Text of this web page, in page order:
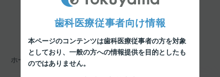
一覧に戻る
ホーム
歯科医療従事者向け情報
本ページのコンテンツは歯科医療従事者の方を対象
としており、 一般の方への情報提供を目的としたも
のではありません。